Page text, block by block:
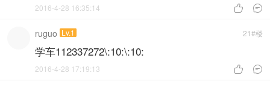
 
2016-4-28 16:35:14
21#楼
ruguo Lv.1
学车112337272\:10:\:10:
 
2016-4-28 17:19:13